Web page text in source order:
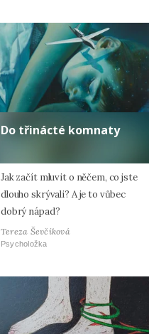
Do třinácté komnaty
Jak začít mluvit o něčem, co jste
dlouho skrývali? A je to vůbec
dobrý nápad?
Tereza Ševčíková
Psycholožka